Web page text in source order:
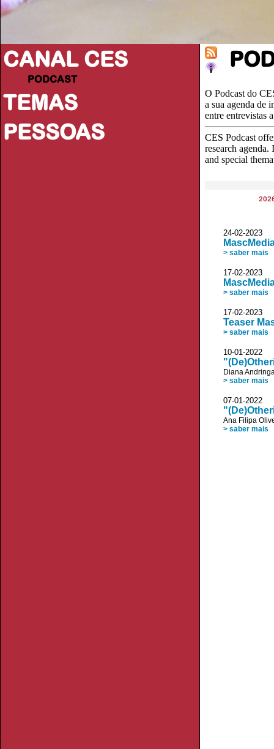
CANAL CES
PODCAST
TEMAS
PESSOAS
O Podcast do
a sua agenda de
entre entrevistas
CES Podcast
research
and special
24-02-
> saber mais
17-02-
> saber mais
17-02-
Teaser
> saber mais
10-01-
Diana
> saber mais
07-01-
Ana Filipa
> saber mais